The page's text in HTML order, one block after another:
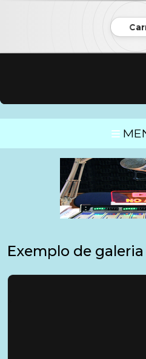
Exemplo de galeria